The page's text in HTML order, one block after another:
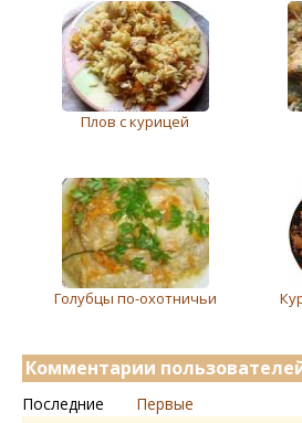
Плов с курицей
Голубцы по-охотничьи
Комментарии
Последние Первые